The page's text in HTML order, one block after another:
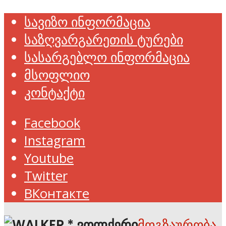
სავიზო ინფორმაცია
საზღვარგარეთის ტურები
სასარგებლო ინფორმაცია
მსოფლიო
კონტაქტი
Facebook
Instagram
Youtube
Twitter
ВКонтакте